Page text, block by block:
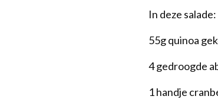
In deze salade:
55g quinoa
4 gedroogde
1 handje